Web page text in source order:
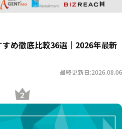
め徹底比較36選｜2026年最新
最終更新日:2026.08.06